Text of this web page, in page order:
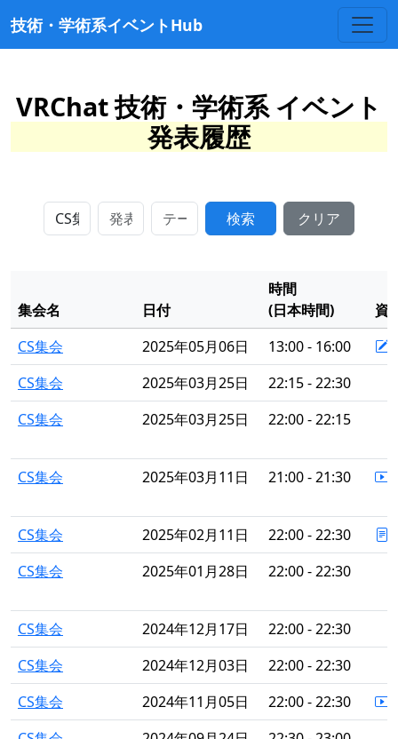
技術・学術系イベントHub
VRChat 技術・学術系 イベント
発表履歴
検索 クリア
集会名 日付
時間
(日本時間)
資
CS集会
2025年05月06日
13:00 - 16:00
CS集会
2025年03月25日
22:15 - 22:30
CS集会
2025年03月25日 22:00 - 22:15
CS集会 2025年03月11日 21:00 - 21:30
CS集会 2025年02月11日
22:00 - 22:30
CS集会
2025年01月28日 22:00 - 22:30
CS集会 2024年12月17日
22:00 - 22:30
CS集会
2024年12月03日
22:00 - 22:30
CS集会
2024年11月05日
22:00 - 22:30